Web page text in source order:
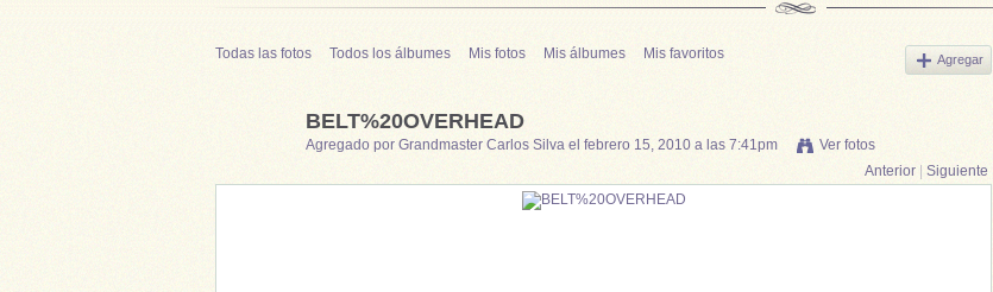
Todas las fotos Todos los álbumes Mis fotos Mis álbumes Mis favoritos Agregar
BELT%20OVERHEAD
Agregado por Grandmaster Carlos Silva el febrero 15, 2010 a las 7:41pm
Ver fotos
Anterior
Siguiente